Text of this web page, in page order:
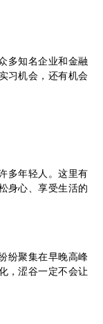
多知名企业和金融
习机会，还有机会
多年轻人。这里有
身心、享受生活的
纷聚集在早晚高峰
，涩谷一定不会让